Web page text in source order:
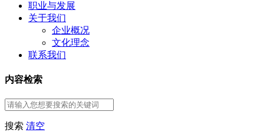
职业与发展
关于我们
企业概况
文化理念
联系我们
内容检索
搜索 清空